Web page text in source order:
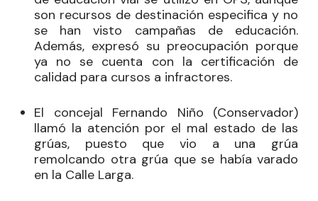
son recursos de destinación especifica y no
se han visto campañas de educación.
Además, expresó su preocupación porque
ya no se cuenta con la certificación de
calidad para cursos a infractores.
El concejal Fernando Niño (Conservador)
llamó la atención por el mal estado de las
grúas, puesto que vio a una grúa
remolcando otra grúa que se había varado
en la Calle Larga.